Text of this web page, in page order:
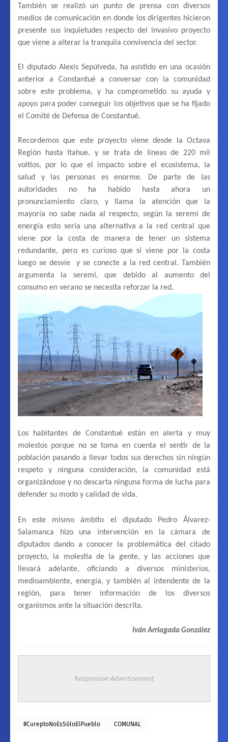
También se realizó un punto de prensa con diversos
medios de comunicación en donde los dirigentes hicieron
presente sus inquietudes respecto del invasivo proyecto
que viene a alterar la tranquila convivencia del sector.
El diputado Alexis Sepúlveda, ha asistido en una ocasión
anterior a Constantué a conversar con la comunidad
sobre este problema, y ha comprometido su ayuda y
apoyo para poder conseguir los objetivos que se ha fijado
el Comité de Defensa de Constantué.
Recordemos que este proyecto viene desde la Octava
Región hasta Itahue, y se trata de líneas de 220 mil
voltios, por lo que el impacto sobre el ecosistema, la
salud y las personas es enorme. De parte de las
autoridades no ha habido hasta ahora un
pronunciamiento claro, y llama la atención que la
mayoría no sabe nada al respecto, según la seremi de
energía esto sería una alternativa a la red central que
viene por la costa de manera de tener un sistema
redundante, pero es curioso que si viene por la costa
luego se desvíe y se conecte a la red central. También
argumenta la seremi, que debido al aumento del
consumo en verano se necesita reforzar la red.
Los habitantes de Constantué están en alerta y muy
molestos porque no se toma en cuenta el sentir de la
población pasando a llevar todos sus derechos sin ningún
respeto y ninguna consideración, la comunidad está
organizándose y no descarta ninguna forma de lucha para
defender su modo y calidad de vida.
En este mismo ámbito el diputado Pedro Álvarez-
Salamanca hizo una intervención en la cámara de
diputados dando a conocer la problemática del citado
proyecto, la molestia de la gente, y las acciones que
llevará adelante, oficiando a diversos ministerios,
medioambiente, energía, y también al intendente de la
región, para tener información de los diversos
organismos ante la situación descrita.
Iván Arriagada González
Responsive Advertisement
#CureptoNoEsSóloElPueblo COMUNAL